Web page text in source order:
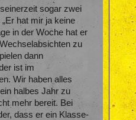
seinerzeit sogar zwei
hat mir ja keine
in der Woche hat er
zu
dann
ist im
Wir haben alles
halbes Jahr zu
mehr bereit. Bei
dass er ein Klasse-